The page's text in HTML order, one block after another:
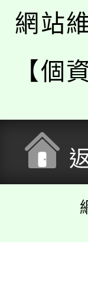
網站
【個